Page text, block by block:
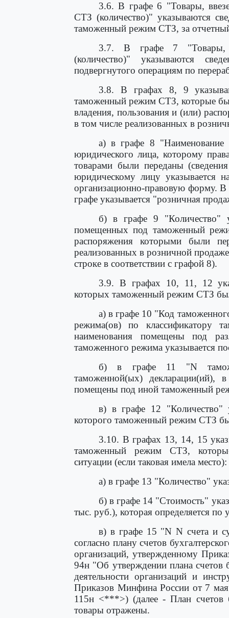
3.6. В графе 6 "Товары,
СТЗ (количество)" указываются
таможенный режим СТЗ, за
3.7. В графе 7 "Товары,
(количество)" указываются
подвергнутого операциям по
3.8. В графах 8, 9
таможенный режим СТЗ, которые
владения, пользования и (или)
в том числе реализованных в
а) в графе 8 "Наименование
юридического лица, которому
товарами были переданы
юридическому лицу указывается
организационно-правовую форму. В
графе указывается "розничная
б) в графе 9 "Количество"
помещенных под таможенный
распоряжения которыми были
реализованных в розничной
строке в соответствии с графой 8).
3.9. В графах 10, 11, 12
которых таможенный режим СТЗ
а) в графе 10 "Код
режима(ов) по классификатору
наименования помещены под
таможенного режима указывается
б) в графе 11 "N
таможенной(ых) декларации(ий),
помещены под иной таможенный
в) в графе 12 "Количество"
которого таможенный режим СТЗ
3.10. В графах 13, 14, 15
таможенный режим СТЗ,
ситуации (если таковая имела место):
а) в графе 13 "Количество"
б) в графе 14 "Стоимость"
тыс. руб.), которая определяется по
в) в графе 15 "N N счета и
согласно плану счетов
организаций, утвержденному
94н "Об утверждении плана счетов
деятельности организаций и
Приказов Минфина России от 7
115н <***>) (далее - План счетов
товары отражены.